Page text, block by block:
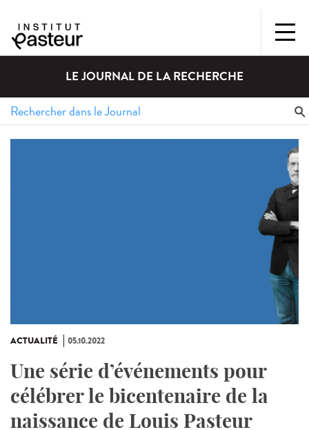
LE JOURNAL DE LA RECHERCHE
ACTUALITÉ 05.10.2022
Une série d’événements pour
célébrer le bicentenaire de la
naissance de Louis Pasteur